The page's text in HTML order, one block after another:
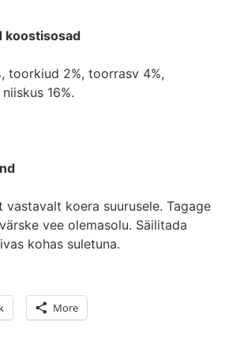
koostisosad
toorkiud 2%, toorrasv 4%,
16%.
vastavalt koera suurusele. Tagage
vee olemasolu. Säilitada
kohas suletuna.
More